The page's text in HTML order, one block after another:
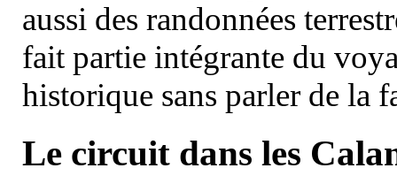
aussi des randonnées
fait partie intégrante du
historique sans parler de la
Le circuit dans les